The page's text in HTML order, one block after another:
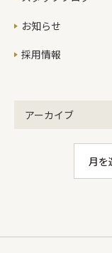
お知らせ
採用情報
アーカイブ